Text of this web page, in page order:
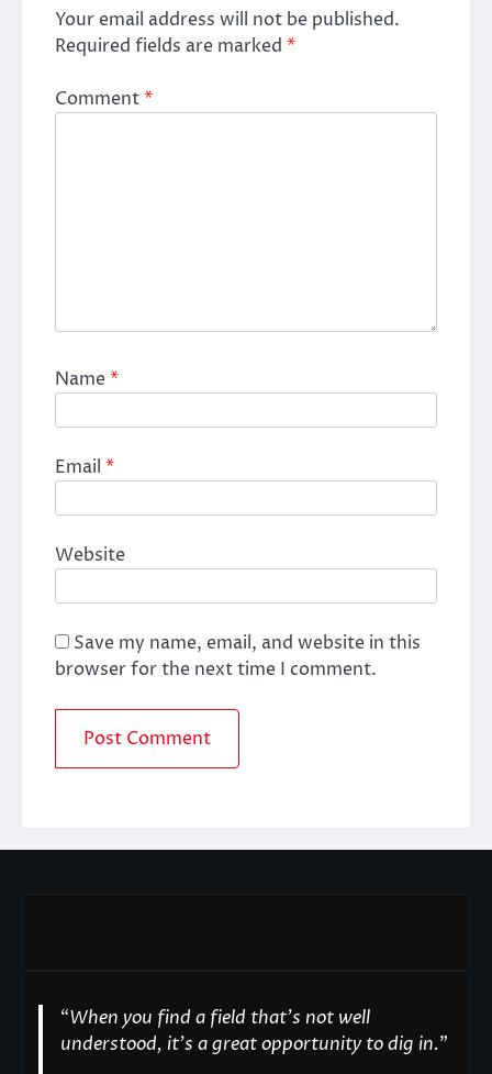
Your email address will not be published.
Required fields are marked *
Comment*
Name*
Email *
Website
Save my name, email, and website in this
browser for the next time I comment.
“When you find a field that’s not well
understood, it’s a great opportunity to dig in."